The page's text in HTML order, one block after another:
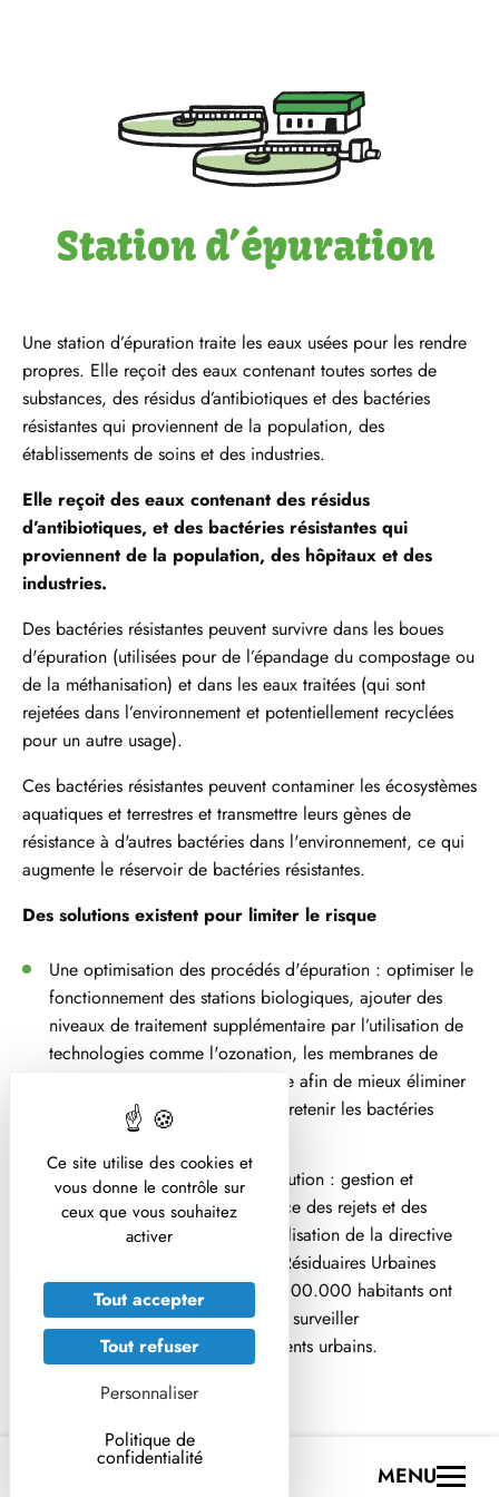
Ce site utilise des cookies et
vous donne le contrôle sur
ceux que vous souhaitez
activer
Tout accepter
Tout refuser
Personnaliser
Politique de
confidentialité
MENU
Station d’épuration
Une station d’épuration traite les eaux usées pour les rendre
propres. Elle reçoit des eaux contenant toutes sortes de
substances, des résidus d’antibiotiques et des bactéries
résistantes qui proviennent de la population, des
établissements de soins et des industries.
Elle reçoit des eaux contenant des résidus
d’antibiotiques, et des bactéries résistantes qui
proviennent de la population, des hôpitaux et des
industries.
Des bactéries résistantes peuvent survivre dans les boues
d'épuration (utilisées pour de l’épandage du compostage ou
de la méthanisation) et dans les eaux traitées (qui sont
rejetées dans l’environnement et potentiellement recyclées
pour un autre usage).
Ces bactéries résistantes peuvent contaminer les écosystèmes
aquatiques et terrestres et transmettre leurs gènes de
résistance à d'autres bactéries dans l'environnement, ce qui
augmente le réservoir de bactéries résistantes.
Des solutions existent pour limiter le risque
Une optimisation des procédés d'épuration : optimiser le
fonctionnement des stations biologiques, ajouter des
niveaux de traitement supplémentaire par l’utilisation de
technologies comme l'ozonation, les membranes de
filtration, ou l'oxydation avancée afin de mieux éliminer
les résidus d'antibiotiques et de retenir les bactéries
résistantes.
Un contrôle des sources de pollution : gestion et
traitement des boues, surveillance des rejets et des
milieux aquatiques. Avec l’actualisation de la directive
relative au traitement des Eaux Résiduaires Urbaines
(DERU 2), les villes de plus de 100.000 habitants ont
l’obligation à partir de 2026 de surveiller
l’antibiorésistance dans les effluents urbains.